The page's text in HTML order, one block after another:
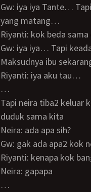
Gw: iya iya Tante… Tapi gak dalam waktu dekat ini ya aku harus punya persiapan
yang matang…
Riyanti: kok beda
Gw: iya iya… Tapi keadaannya kan tante tau keluarga aku lagi kaya gimana?
Maksudnya ibu
Riyanti: iya aku tau…
…
Tapi neira tiba2 keluar kamar dan menuju kamar mandi, setelah itu dia nimbrung
duduk sama kita
Neira: ada apa sih?
Gw: gak ada apa2 kok
Riyanti: kenapa kok
Neira: gapapa
…